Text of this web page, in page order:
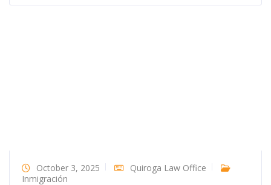
October 3, 2025
Quiroga Law Office
Inmigración